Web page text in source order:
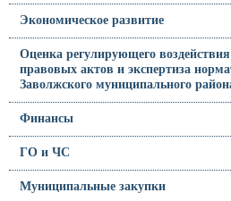
Экономическое развитие
Оценка регулирующего
правовых актов и экспертиза
Заволжского муниципального
Финансы
ГО и ЧС
Муниципальные закупки